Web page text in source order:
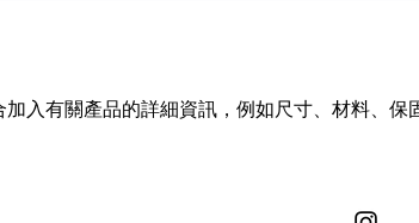
加入有關產品的詳細資訊，例如尺寸、材料、保